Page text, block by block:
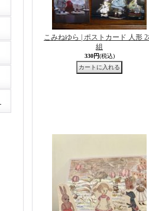
こみねゆら | ポストカード 人形
組
330円(税込)